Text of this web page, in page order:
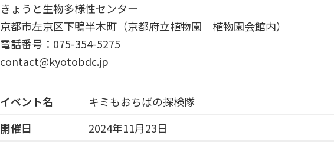
きょうと生物多様性センター
京都市左京区下鴨半木町（京都府立植物園 植物園会館内）
電話番号：075-354-5275
contact@kyotobdc.jp
イベント名
キミもおちばの探検隊
開催日
2024年11月23日